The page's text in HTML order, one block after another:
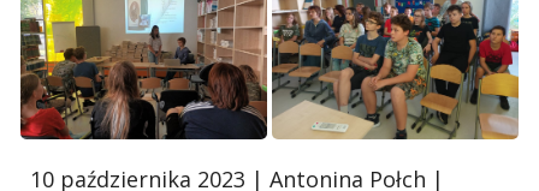
10 października 2023 | Antonina Połch |